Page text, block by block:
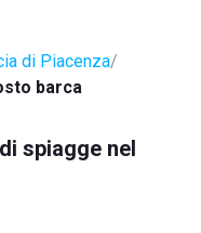
di Piacenza
barca
spiagge nel